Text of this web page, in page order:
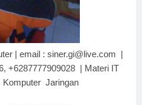
| email : siner.gi@live.com |
+6287777909028 | Materi IT
Komputer Jaringan